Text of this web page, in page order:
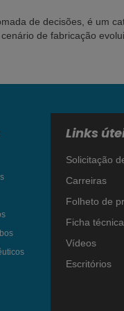
de decisões, é um
de fabricação
Links
Solicitação
Carreiras
Folheto de
Ficha
Vídeos
Escritórios